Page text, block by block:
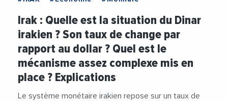
Irak : Quelle est la situation du Dinar
irakien ? Son taux de change par
rapport au dollar ? Quel est le
mécanisme assez complexe mis en
place ? Explications
Le système monétaire irakien repose sur un taux de